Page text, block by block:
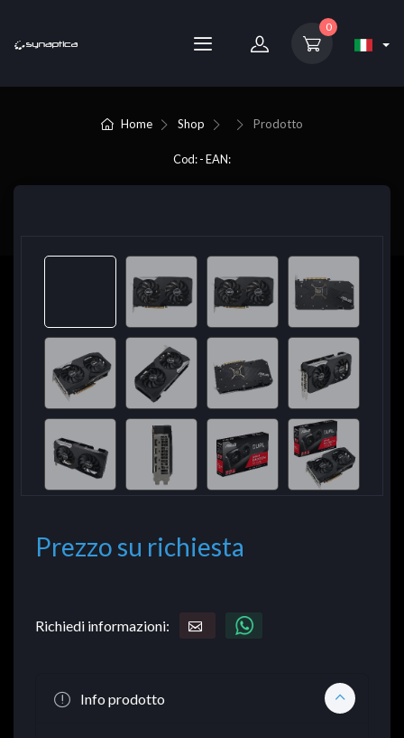
0
Home Shop Prodotto
Cod: - EAN:
Prezzo su richiesta
Richiedi informazioni:
Info prodotto